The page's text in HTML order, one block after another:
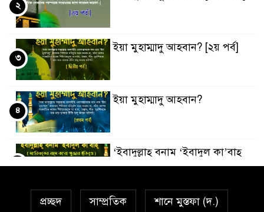
২
ইয়া মুহাম্মাদু আহবান? [২য় পর্ব]
৩
ইয়া মুহাম্মাদু আহবান?
৪
‘ইবাদুল্লাহ্ বনাম ‘ইবাদুল কা’বাহ্
সর্বকালের সব সমস্যার সমাধানের
প্রচ্ছদ সাম্প্রতিক শানে মুস্তফা (দ.)